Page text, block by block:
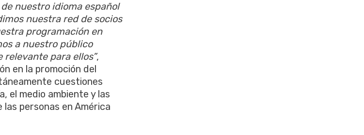
nuestro idioma español
nuestra red de socios
programación en
a nuestro público
para ellos”,
en la promoción del
cuestiones
el medio ambiente y las
personas en América